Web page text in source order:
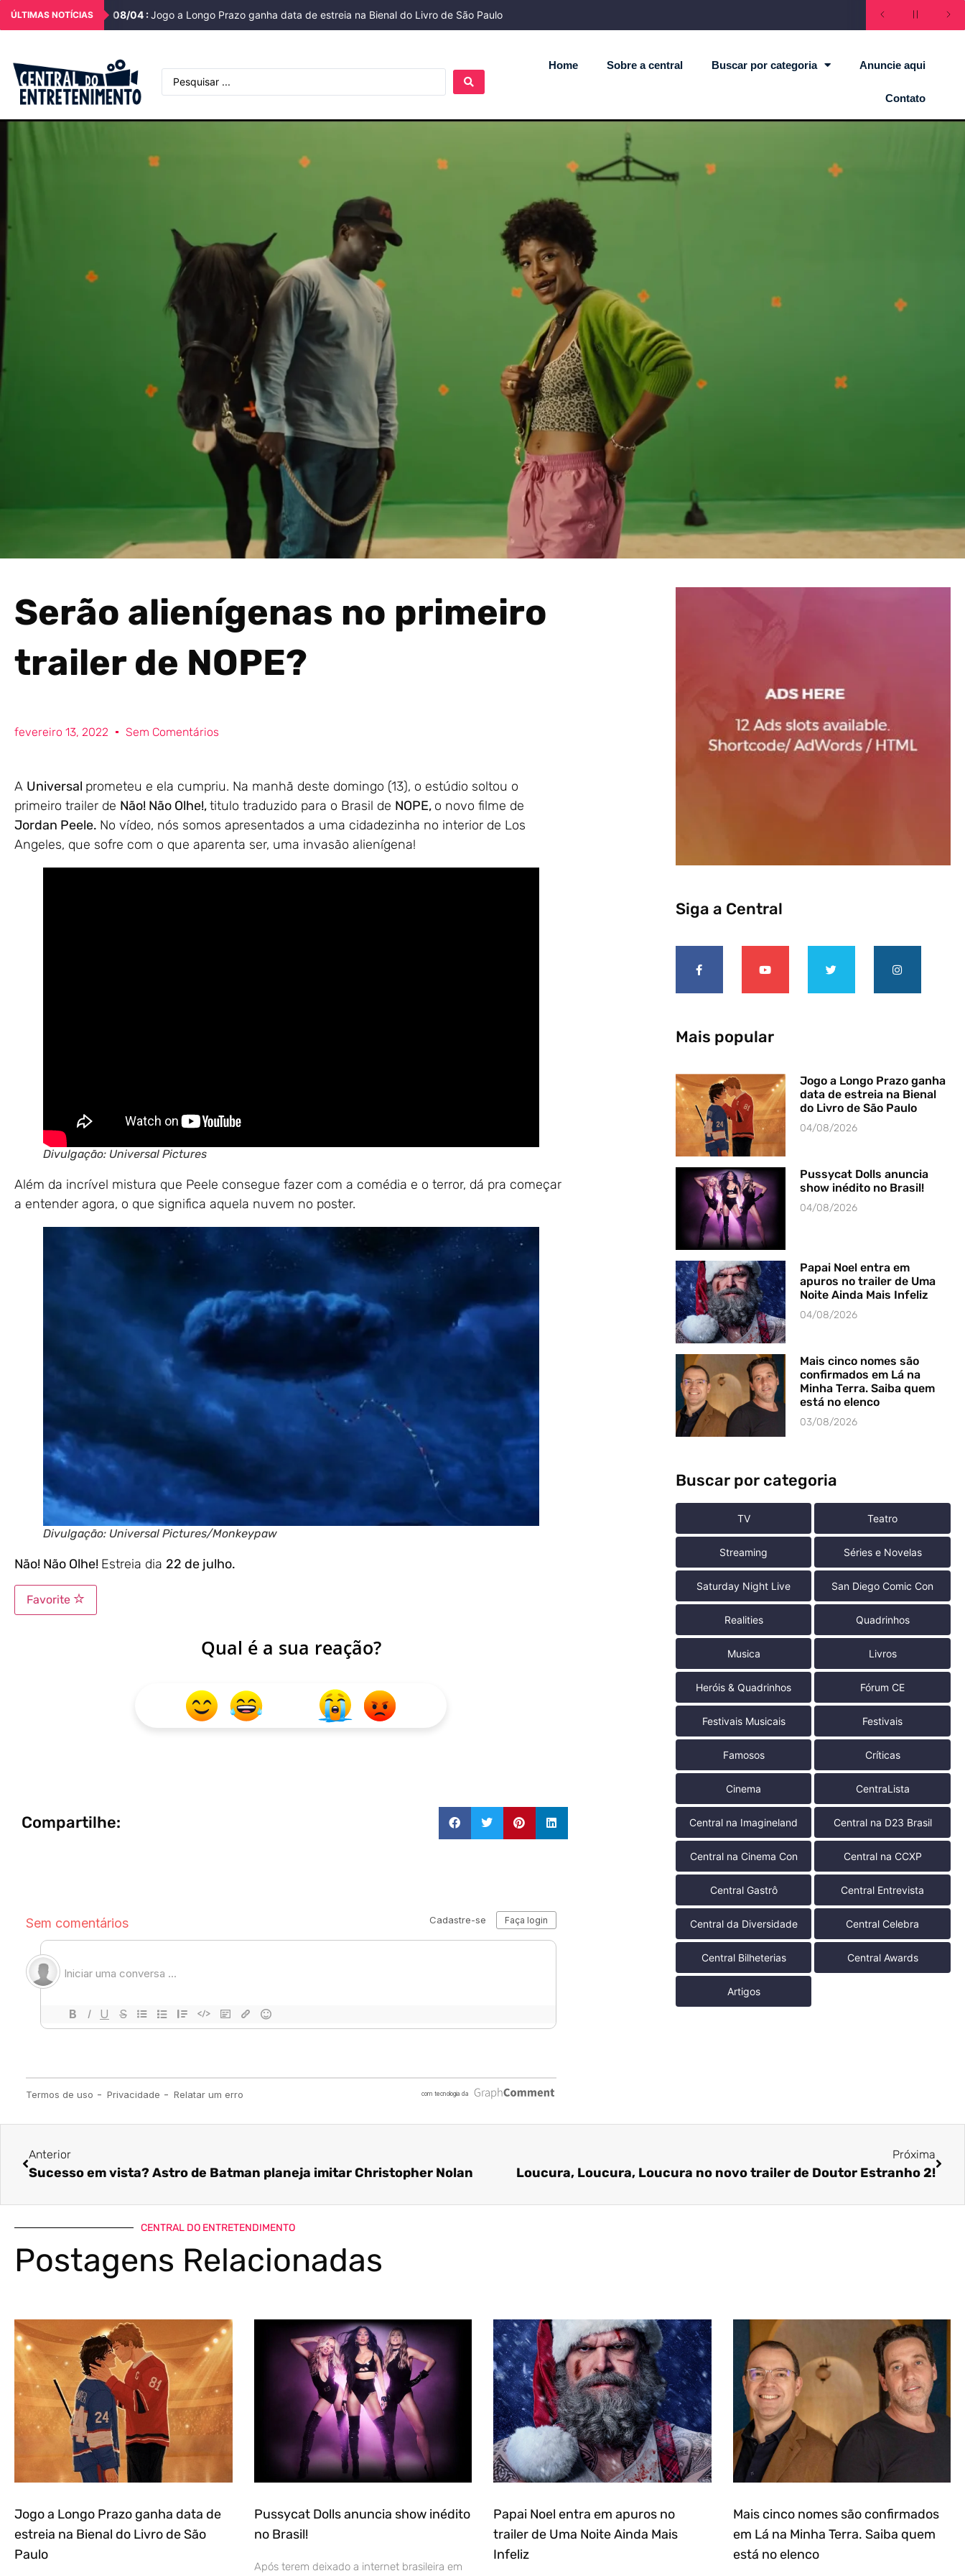
ÚLTIMAS NOTÍCIAS 08/04 :Jogo a Longo Prazo ganha data de estreia na Bienal do Livro de São Paulo
Home Sobre a central Buscar por categoria Anuncie aqui
Contato
Serão alienígenas no primeiro
trailer de NOPE?
fevereiro 13, 2022 Sem Comentários
A Universal prometeu e ela cumpriu. Na manhã deste domingo (13), o estúdio soltou o
primeiro trailer de Não! Não Olhe!,titulo traduzido para o Brasil de NOPE, o novo filme de
Jordan Peele. No vídeo, nós somos apresentados a uma cidadezinha no interior de Los
Angeles, que sofre com o que aparenta ser, uma invasão alienígena!
Divulgação: Universal Pictures
Além da incrível mistura que Peele consegue fazer com a comédia e o terror, dá pra começar
a entender agora, o que significa aquela nuvem no poster.
Divulgação: Universal Pictures/Monkeypaw
Não! Não Olhe! Estreia dia 22 de julho.
Favorite
Qual é a sua reação?
Compartilhe:
Siga a Central
Mais popular
Jogo a Longo Prazo ganha
data de estreia na Bienal
do Livro de São Paulo
04/08/2026
Pussycat Dolls anuncia
show inédito no Brasil!
04/08/2026
Papai Noel entra em
apuros no trailer de Uma
Noite Ainda Mais Infeliz
04/08/2026
Mais cinco nomes são
confirmados em Lá na
Minha Terra. Saiba quem
está no elenco
03/08/2026
Buscar por categoria
TV Teatro
Streaming Séries e Novelas
Saturday Night Live San Diego Comic Con
Realities Quadrinhos
Musica Livros
Heróis & Quadrinhos Fórum CE
Festivais Musicais Festivais
Famosos Críticas
Cinema CentraLista
Central na Imagineland Central na D23 Brasil
Central na Cinema Con Central na CCXP
Central Gastrô Central Entrevista
Central da Diversidade Central Celebra
Central Bilheterias Central Awards
Artigos
Anterior
Sucesso em vista? Astro de Batman planeja imitar Christopher Nolan
Próxima
Loucura, Loucura, Loucura no novo trailer de Doutor Estranho 2!
CENTRAL DO ENTRETENDIMENTO
Postagens Relacionadas
Jogo a Longo Prazo ganha data de
estreia na Bienal do Livro de São
Paulo
Pussycat Dolls anuncia show inédito
no Brasil!
Após terem deixado a internet brasileira em
Papai Noel entra em apuros no
trailer de Uma Noite Ainda Mais
Infeliz
Mais cinco nomes são confirmados
em Lá na Minha Terra. Saiba quem
está no elenco